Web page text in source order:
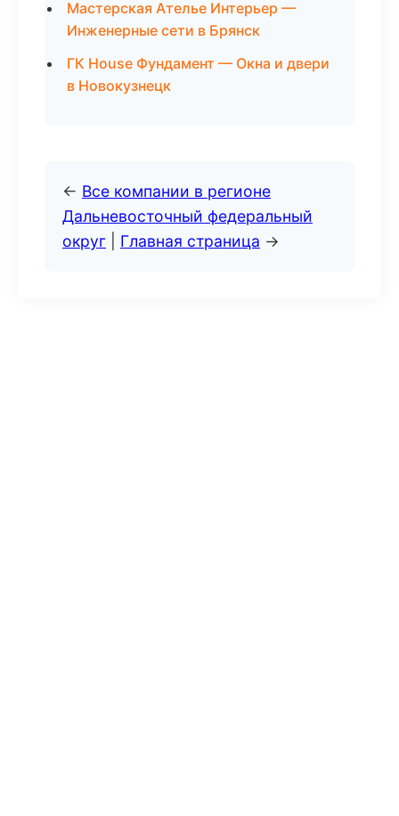
Мастерская Ателье Интерьер —
Инженерные сети в Брянск
ГК House Фундамент — Окна и двери
в Новокузнецк
← Все компании в регионе
Дальневосточный федеральный
округ
Главная страница →